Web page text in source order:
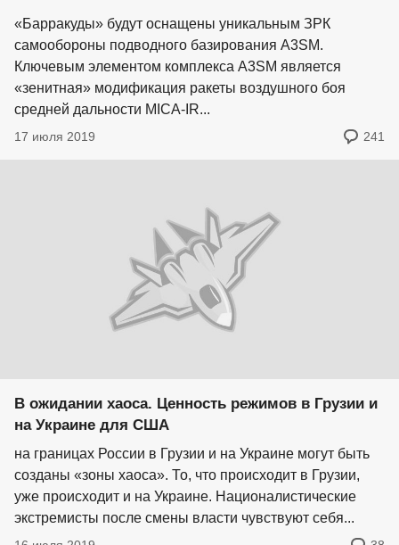
«Барракуды» будут оснащены уникальным ЗРК
самообороны подводного базирования A3SM.
Ключевым элементом комплекса A3SM является
«зенитная» модификация ракеты воздушного боя
средней дальности MICA-IR...
17 июля 2019 241
В ожидании хаоса. Ценность режимов в Грузии и
на Украине для США
на границах России в Грузии и на Украине могут быть
созданы «зоны хаоса». То, что происходит в Грузии,
уже происходит и на Украине. Националистические
экстремисты после смены власти чувствуют себя...